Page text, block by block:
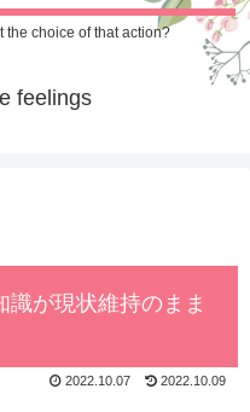
the choice of that action?
feelings
識が現状維持のまま
2022.10.07 2022.10.09